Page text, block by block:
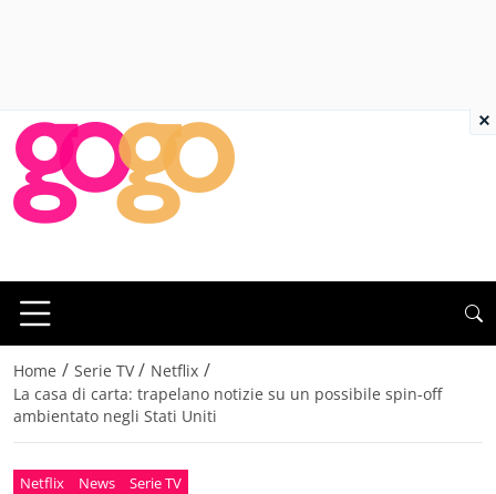
Home / Serie TV / Netflix /
La casa di carta: trapelano notizie su un possibile spin-off
ambientato negli Stati Uniti
Netflix News Serie TV
×